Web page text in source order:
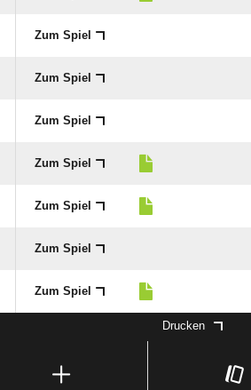
Zum Spiel
Zum Spiel
Zum Spiel
Zum Spiel
Zum Spiel
Zum Spiel
Zum Spiel
Drucken